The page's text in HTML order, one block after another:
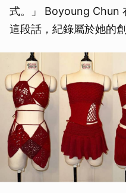
式。」 Boyoung Chun
這段話，紀錄屬於她的創